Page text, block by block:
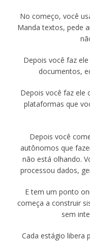
No começo, você
Manda textos, pede
Depois você faz
documentos,
Depois você faz ele
plataformas que
Depois você
autônomos que
não está olhando.
processou dados,
E tem um ponto
começa a construir
sem
Cada estágio libera